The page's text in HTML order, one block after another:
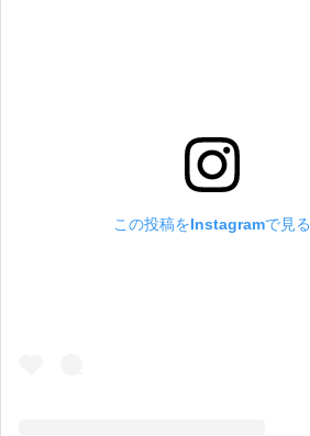
この投稿をInstagramで見る